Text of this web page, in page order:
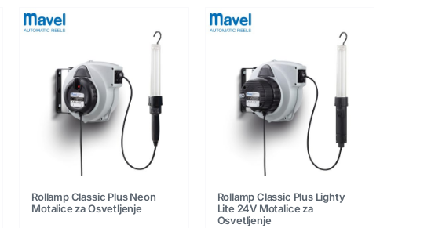
Rollamp Classic Plus Neon
Motalice za Osvetljenje
Rollamp Classic Plus Lighty
Lite 24V Motalice za
Osvetljenje